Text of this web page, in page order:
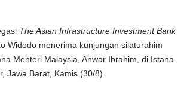
The Asian Infrastructure Investment Bank
Widodo menerima kunjungan silaturahim
Menteri Malaysia, Anwar Ibrahim, di Istana
Jawa Barat, Kamis (30/8).